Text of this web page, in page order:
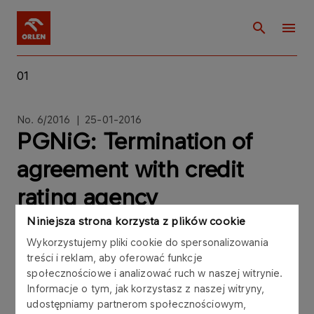
Niniejsza strona korzysta z plików cookie
Wykorzystujemy pliki cookie do spersonalizowania
treści i reklam, aby oferować funkcje
społecznościowe i analizować ruch w naszej witrynie.
Informacje o tym, jak korzystasz z naszej witryny,
udostępniamy partnerom społecznościowym,
01
No. 6/2016 | 25-01-2016
PGNiG: Termination of
agreement with credit
rating agency
Standard&Poors Rating
Services Ltd